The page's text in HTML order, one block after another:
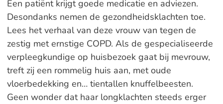
Een patiënt krijgt goede medicatie en adviezen.
Desondanks nemen de gezondheidsklachten toe.
Lees het verhaal van deze vrouw van tegen de
zestig met ernstige COPD. Als de gespecialiseerde
verpleegkundige op huisbezoek gaat bij mevrouw,
treft zij een rommelig huis aan, met oude
vloerbedekking en… tientallen knuffelbeesten.
Geen wonder dat haar longklachten steeds erger